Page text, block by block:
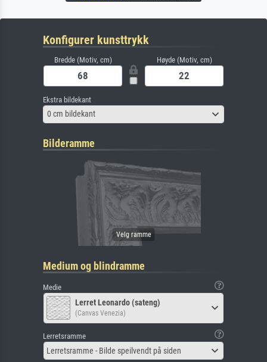
Konfigurer kunsttrykk
Bredde (Motiv, cm) Høyde (Motiv, cm)
Ekstra bildekant
0 cm bildekant
Bilderamme
Medium og blindramme
Medie
Lerret Leonardo (sateng)
(Canvas Venezia)
Lerretsramme
Lerretsramme - Bilde speilvendt på siden